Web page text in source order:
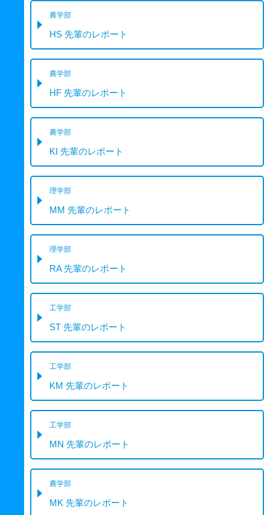
農学部
HS 先輩のレポート
農学部
HF 先輩のレポート
農学部
KI 先輩のレポート
理学部
MM 先輩のレポート
理学部
RA 先輩のレポート
工学部
ST 先輩のレポート
工学部
KM 先輩のレポート
工学部
MN 先輩のレポート
農学部
MK 先輩のレポート